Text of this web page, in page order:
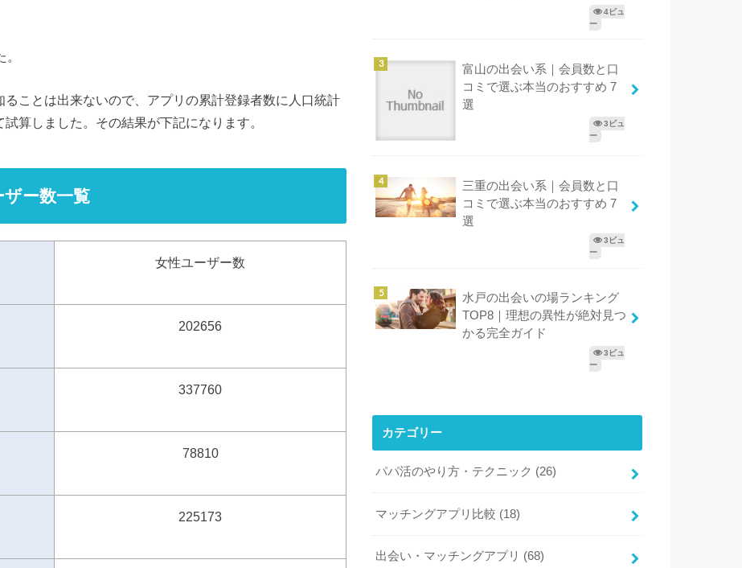
ことは出来ないので、アプリの累計登録者数に人口統計
算しました。その結果が下記になります。
ー数一覧
女性ユーザー数
202656
337760
78810
225173
4ビュ
ー
富山の出会い系｜会員数と口
コミで選ぶ本当のおすすめ 7
選
3ビュ
ー
三重の出会い系｜会員数と口
コミで選ぶ本当のおすすめ 7
選
3ビュ
ー
水戸の出会いの場ランキング
TOP8｜理想の異性が絶対見つ
かる完全ガイド
3ビュ
ー
カテゴリー
パパ活のやり方・テクニック (26)
マッチングアプリ比較 (18)
出会い・マッチングアプリ (68)